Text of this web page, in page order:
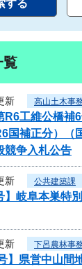
覧
新 高山土木事
R6工維公橋
国補正分）（
競争入札公告
新 公共建築課
】岐阜本巣特
新 下呂農林事
】県営中山